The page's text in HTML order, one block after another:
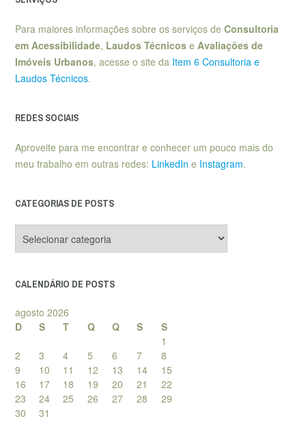
Para maiores informações sobre os serviços de Consultoria
em Acessibilidade, Laudos Técnicos e Avaliações de
Imóveis Urbanos, acesse o site da Item 6 Consultoria e
Laudos Técnicos.
REDES SOCIAIS
Aproveite para me encontrar e conhecer um pouco mais do
meu trabalho em outras redes: LinkedIn e Instagram.
CATEGORIAS DE POSTS
de
CALENDÁRIO DE POSTS
agosto 2026
D
S T Q Q S
S
1
2
3 4 5 6 7
8
9
10 11 12 13 14
15
16
17 18 19 20 21
22
23
24 25 26 27 28
29
30
31